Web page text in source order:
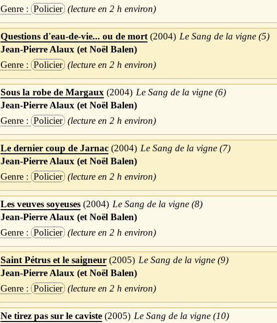
Policier
2 h
Questions d'eau-de-vie... ou de mort 2004
Le Sang de la vigne (5)
Jean-Pierre Alaux (et Noël Balen)
Policier
2 h
Sous la robe de Margaux 2004
Le Sang de la vigne (6)
Jean-Pierre Alaux (et Noël Balen)
Policier
2 h
Le dernier coup de Jarnac 2004
Le Sang de la vigne (7)
Jean-Pierre Alaux (et Noël Balen)
Policier
2 h
Les veuves soyeuses 2004
Le Sang de la vigne (8)
Jean-Pierre Alaux (et Noël Balen)
Policier
2 h
Saint Pétrus et le saigneur 2005
Le Sang de la vigne (9)
Jean-Pierre Alaux (et Noël Balen)
Policier
2 h
Ne tirez pas sur le caviste 2005
Le Sang de la vigne (10)